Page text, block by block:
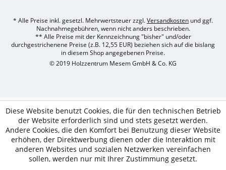
* Alle Preise inkl. gesetzl. Mehrwertsteuer zzgl.Versandkosten und ggf.
Nachnahmegebühren, wenn nicht anders beschrieben.
** Alle Preise mit der Kennzeichnung "bisher" und/oder
durchgestrichenene Preise (z.B. 12,55 EUR) beziehen sich auf die bislang
in diesem Shop angegebenen Preise.
© 2019 Holzzentrum Mesem GmbH & Co. KG
Diese Website benutzt Cookies, die für den technischen Betrieb
der Website erforderlich sind und stets gesetzt werden.
Andere Cookies, die den Komfort bei Benutzung dieser Website
erhöhen, der Direktwerbung dienen oder die Interaktion mit
anderen Websites und sozialen Netzwerken vereinfachen
sollen, werden nur mit Ihrer Zustimmung gesetzt.